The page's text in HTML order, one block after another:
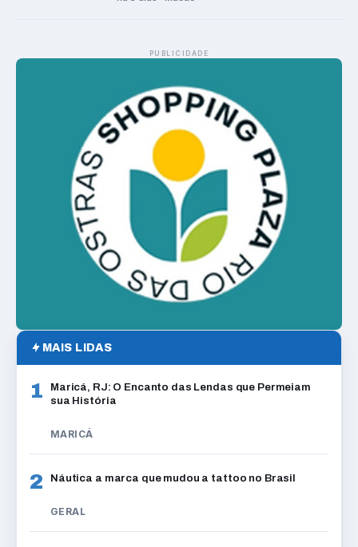
PUBLICIDADE
MAIS LIDAS
1
Maricá, RJ: O Encanto das Lendas que Permeiam
sua História
MARICÁ
2 Náutica a marca que mudou a tattoo no Brasil
GERAL